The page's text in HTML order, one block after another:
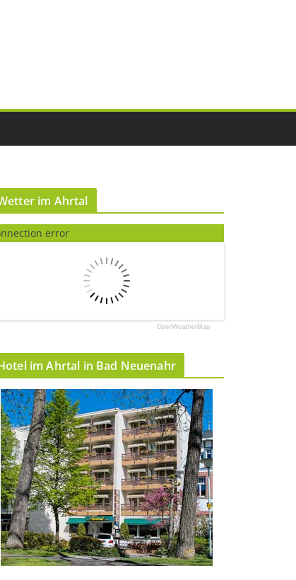
im Ahrtal
error
OpenWeatherMap
im Ahrtal in Bad Neuenahr